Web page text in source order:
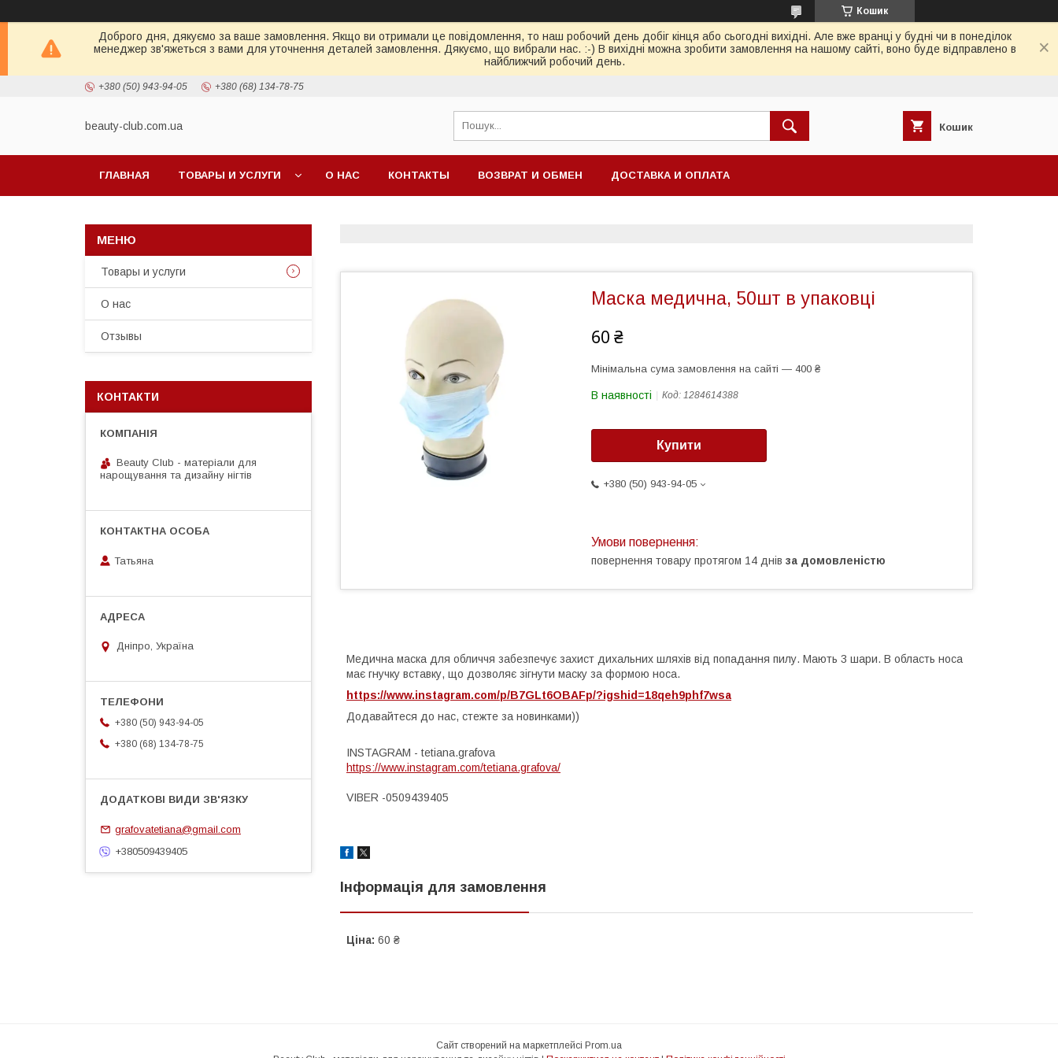
Кошик
Доброго дня, дякуємо за ваше замовлення. Якщо ви отримали це повідомлення, то наш робочий день добіг кінця або сьогодні вихідні. Але вже вранці у будні чи в понеділок
менеджер зв'яжеться з вами для уточнення деталей замовлення. Дякуємо, що вибрали нас. :-) В вихідні можна зробити замовлення на нашому сайті, воно буде відправлено в
найближчий робочий день.
+380 (50) 943-94-05 +380 (68) 134-78-75
beauty-club.com.ua Кошик
ГЛАВНАЯ ТОВАРЫ И УСЛУГИ О НАС КОНТАКТЫ ВОЗВРАТ И ОБМЕН ДОСТАВКА И ОПЛАТА
Маска медична, 50шт в упаковці
60 ₴
Мінімальна сума замовлення на сайті — 400 ₴
В наявності Код: 1284614388
Купити
+380 (50) 943-94-05
повернення товару протягом 14 днів за домовленістю
Медична маска для обличчя забезпечує захист дихальних шляхів від попадання пилу. Мають 3 шари. В область носа
має гнучку вставку, що дозволяє зігнути маску за формою носа.
https://www.instagram.com/p/B7GLt6OBAFp/?igshid=18qeh9phf7wsa
Додавайтеся до нас, стежте за новинками))
INSTAGRAM - tetiana.grafova
https://www.instagram.com/tetiana.grafova/
VIBER -0509439405
Інформація для замовлення
Ціна: 60 ₴
Товары и услуги
О нас
Отзывы
КОНТАКТИ
Beauty Club - матеріали для
нарощування та дизайну нігтів
Татьяна
Дніпро, Україна
+380 (50) 943-94-05
+380 (68) 134-78-75
grafovatetiana@gmail.com
+380509439405
Сайт створений на маркетплейсі Prom.ua